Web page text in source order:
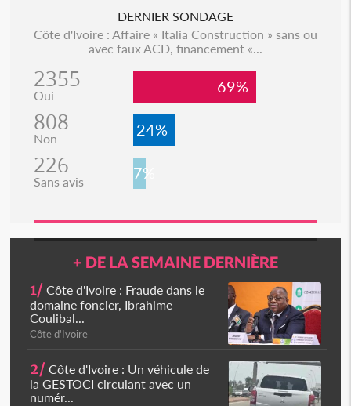
DERNIER SONDAGE
Côte d'Ivoire : Affaire « Italia Construction » sans ou
avec faux ACD, financement «...
2355
Oui 69%
808
Non 24%
226
Sans avis 7%
+ DE LA SEMAINE DERNIÈRE
1/ Côte d'Ivoire : Fraude dans le
domaine foncier, Ibrahime
Coulibal...
Côte d'Ivoire
2/ Côte d'Ivoire : Un véhicule de
la GESTOCI circulant avec un
numér...